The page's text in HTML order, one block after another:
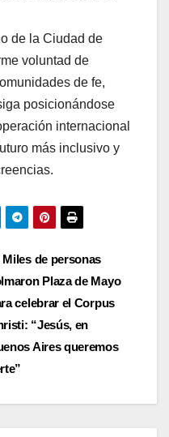
de la Ciudad de
voluntad de
de fe,
posicionándose
internacional
más inclusivo y
Miles de personas
Plaza de Mayo
celebrar el Corpus
“Jesús, en
Aires queremos